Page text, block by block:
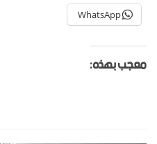
WhatsApp
معجب بهذه: